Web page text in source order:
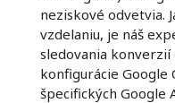
neziskové odvetvia.
vzdelaniu, je náš
sledovania konverzií
konfigurácie Google
špecifických Google